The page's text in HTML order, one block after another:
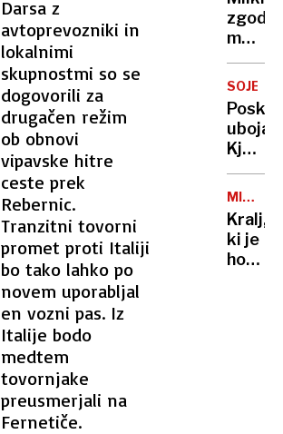
Darsa z
avtoprevozniki in
lokalnimi
skupnostmi so se
dogovorili za
drugačen režim
ob obnovi
vipavske hitre
ceste prek
Rebernic.
Tranzitni tovorni
promet proti Italiji
bo tako lahko po
novem uporabljal
en vozni pas. Iz
Italije bodo
medtem
tovornjake
preusmerjali na
Fernetiče.
moti
vonj
po
med
zidovi:
»Tudi
plenice
sem
v
prala
na
roke«
SOJENJE
uboja:
Kje
je bil
je iz
v
Kralj,
ki je
hodil